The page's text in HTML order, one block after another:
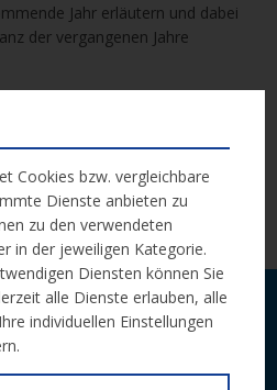
Jahr erläutern und dabei
der vergangenen Jahre
es auf der Websitestate-of-
zu Calls und
bequem per E-Mail.
Cookies bzw. vergleichbare
Dienste anbieten zu
zu den verwendeten
in der jeweiligen Kategorie.
Diensten können Sie
alle Dienste erlauben, alle
individuellen Einstellungen